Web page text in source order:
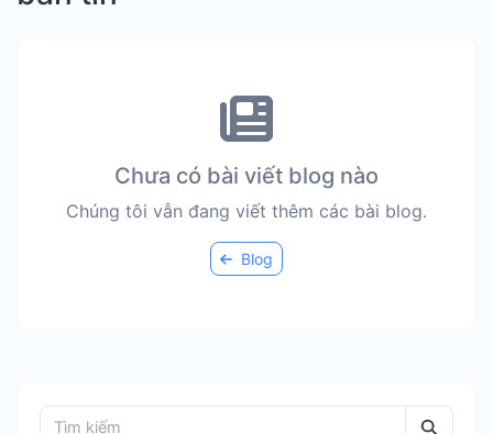
Chưa có bài viết blog nào
Chúng tôi vẫn đang viết thêm các bài blog.
Blog